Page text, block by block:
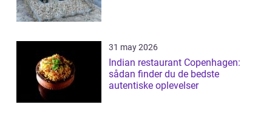
31 may 2026
Indian restaurant Copenhagen:
sådan finder du de bedste
autentiske oplevelser